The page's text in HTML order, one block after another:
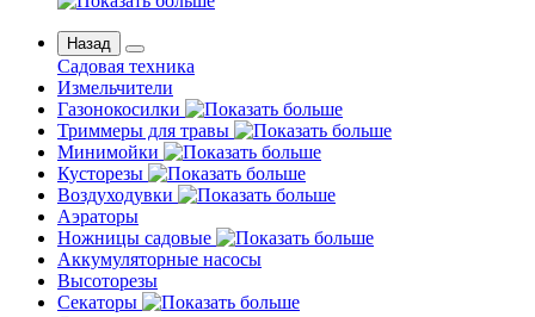
Назад
Садовая техника
Измельчители
Газонокосилки
Триммеры для травы
Минимойки
Кусторезы
Воздуходувки
Аэраторы
Ножницы садовые
Аккумуляторные насосы
Высоторезы
Секаторы